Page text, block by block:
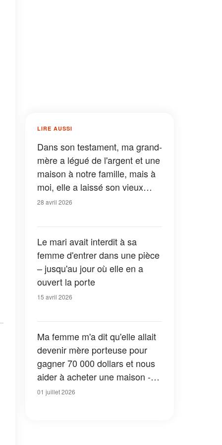
LIRE AUSSI
Dans son testament, ma grand-
mère a légué de l'argent et une
maison à notre famille, mais à
moi, elle a laissé son vieux
chien – Après avoir trouvé un
28 avril 2026
Le mari avait interdit à sa
femme d'entrer dans une pièce
– jusqu'au jour où elle en a
ouvert la porte
15 avril 2026
Ma femme m'a dit qu'elle allait
devenir mère porteuse pour
gagner 70 000 dollars et nous
aider à acheter une maison -
Quand je l'ai entendue parler à
01 juillet 2026